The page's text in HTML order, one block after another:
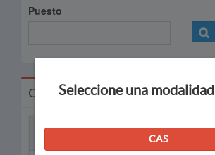
Puesto
Convocatorias
Seleccione una modalidad
CAS